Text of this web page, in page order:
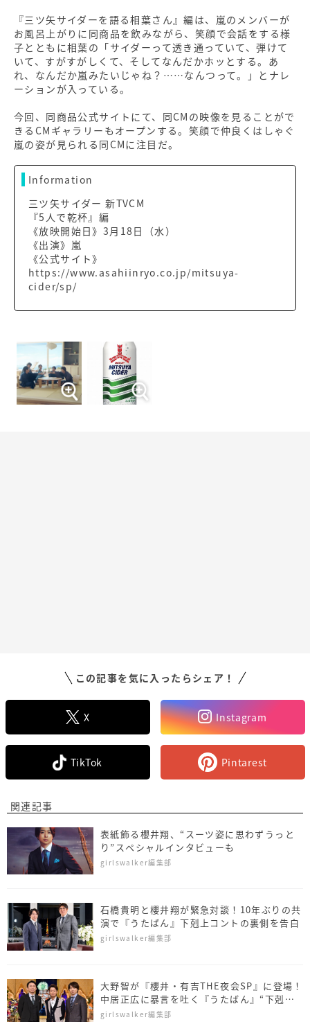
『三ツ矢サイダーを語る相葉さん』編は、嵐のメンバーが
お風呂上がりに同商品を飲みながら、笑顔で会話をする様
子とともに相葉の「サイダーって透き通っていて、弾けて
いて、すがすがしくて、そしてなんだかホッとする。あ
れ、なんだか嵐みたいじゃね？……なんつって。」とナレ
ーションが入っている。
今回、同商品公式サイトにて、同CMの映像を見ることがで
きるCMギャラリーもオープンする。笑顔で仲良くはしゃぐ
嵐の姿が見られる同CMに注目だ。
Information
三ツ矢サイダー 新TVCM
『5人で乾杯』編
《放映開始日》3月18日（水）
《出演》嵐
《公式サイト》
https://www.asahiinryo.co.jp/mitsuya-
cider/sp/
この記事を気に入ったらシェア！
X Instagram
TikTok Pintarest
関連記事
表紙飾る櫻井翔、“スーツ姿に思わずうっと
り”スペシャルインタビューも
girlswalker編集部
石橋貴明と櫻井翔が緊急対談！10年ぶりの共
演で『うたばん』下剋上コントの裏側を告白
girlswalker編集部
大野智が『櫻井・有吉THE夜会SP』に登場！
中居正広に暴言を吐く『うたばん』“下剋上
シーン”を特別大公開
girlswalker編集部